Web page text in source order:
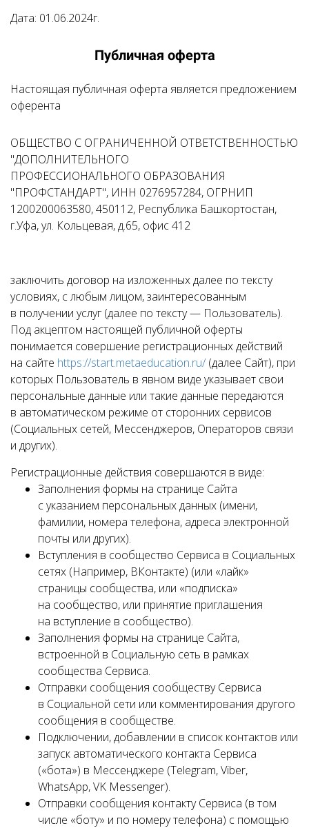
Дата: 01.06.2024г.
Публичная оферта
Настоящая публичная оферта является предложением
оферента
ОБЩЕСТВО С ОГРАНИЧЕННОЙ ОТВЕТСТВЕННОСТЬЮ
"ДОПОЛНИТЕЛЬНОГО
ПРОФЕССИОНАЛЬНОГО ОБРАЗОВАНИЯ
"ПРОФСТАНДАРТ", ИНН 0276957284, ОГРНИП
1200200063580, 450112, Республика Башкортостан,
г.Уфа, ул. Кольцевая, д.65, офис 412
заключить договор на изложенных далее по тексту
условиях, с любым лицом, заинтересованным
в получении услуг (далее по тексту — Пользователь).
Под акцептом настоящей публичной оферты
понимается совершение регистрационных действий
на сайте https://start.metaeducation.ru/ (далее Сайт), при
которых Пользователь в явном виде указывает свои
персональные данные или такие данные передаются
в автоматическом режиме от сторонних сервисов
(Социальных сетей, Мессенджеров, Операторов связи
и других).
Регистрационные действия совершаются в виде:
Заполнения формы на странице Сайта
с указанием персональных данных (имени,
фамилии, номера телефона, адреса электронной
почты или других).
Вступления в сообщество Сервиса в Социальных
сетях (Например, ВКонтакте) (или «лайк»
страницы сообщества, или «подписка»
на сообщество, или принятие приглашения
на вступление в сообщество).
Заполнения формы на странице Сайта,
встроенной в Социальную сеть в рамках
сообщества Сервиса.
Отправки сообщения сообществу Сервиса
в Социальной сети или комментирования другого
сообщения в сообществе.
Подключении, добавлении в список контактов или
запуск автоматического контакта Сервиса
(«бота») в Мессенджере (Telegram, Viber,
WhatsApp, VK Messenger).
Отправки сообщения контакту Сервиса (в том
числе «боту» и по номеру телефона) с помощью